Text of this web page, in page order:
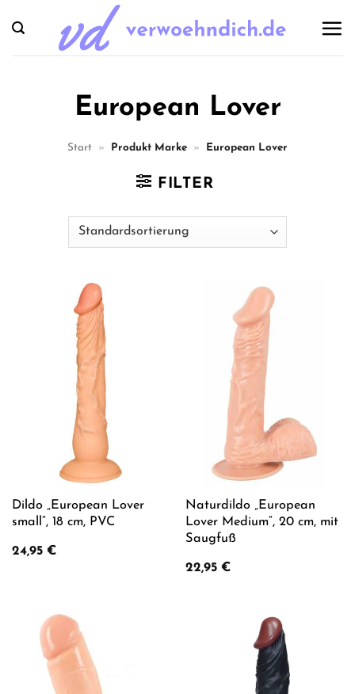
Inhalt
springen
European Lover
Start » Produkt Marke » European Lover
FILTER
Dildo „European Lover
small“, 18 cm, PVC
24,95 €
Naturdildo „European
Lover Medium“, 20 cm, mit
Saugfuß
22,95 €